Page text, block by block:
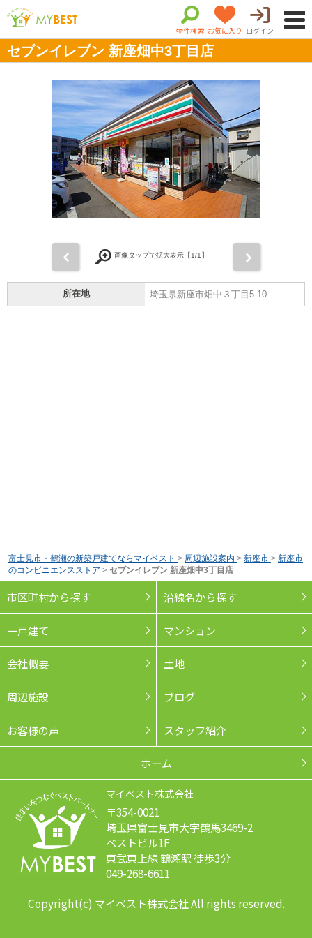
物件検索 お気に入り ログイン
セブンイレブン 新座畑中3丁目店
画像タップで拡大表示【1/1】
所在地 埼玉県新座市畑中３丁目5-10
富士見市・鶴瀬の新築戸建てならマイベスト > 周辺施設案内 > 新座市 > 新座市
のコンビニエンスストア > セブンイレブン 新座畑中3丁目店
市区町村から探す 沿線名から探す
一戸建て マンション
会社概要 土地
周辺施設 ブログ
お客様の声 スタッフ紹介
ホーム
マイベスト株式会社
〒354-0021
埼玉県富士見市大字鶴馬3469-2
ベストビル1F
東武東上線 鶴瀬駅 徒歩3分
049-268-6611
Copyright(c) マイベスト株式会社 All rights reserved.